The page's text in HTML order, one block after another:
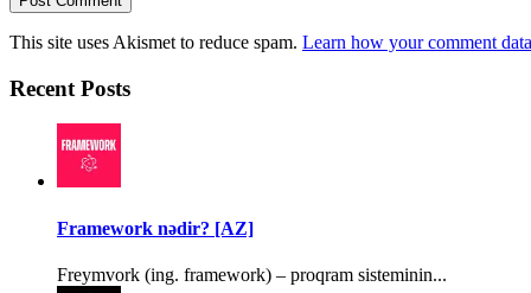
This site uses Akismet to reduce spam. Learn how your comment
Recent Posts
Framework nədir? [AZ]
Freymvork (ing. framework) – proqram sisteminin...